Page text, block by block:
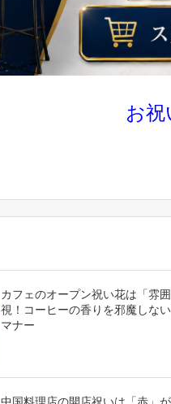
お祝
カフェのオープン祝い花は「雰
視！コーヒーの香りを邪魔しな
マナー